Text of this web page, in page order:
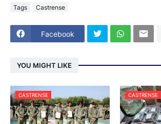
Tags Castrense
Facebook
YOU MIGHT LIKE
CASTRENSE CASTRENSE